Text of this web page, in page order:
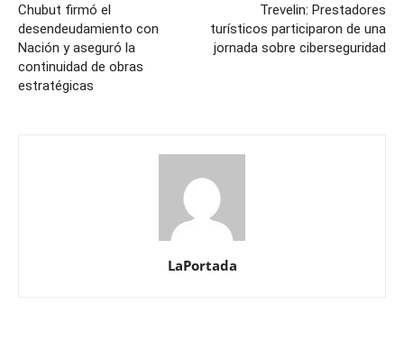
Chubut firmó el
desendeudamiento con
Nación y aseguró la
continuidad de obras
estratégicas
Trevelin: Prestadores
turísticos participaron de una
jornada sobre ciberseguridad
LaPortada